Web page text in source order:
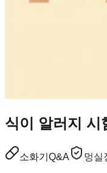
식이 알러지 시
소화기 Q&A 멍실